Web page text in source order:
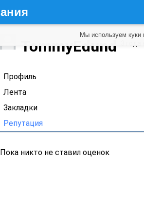
TommyEdund
Профиль
Лента
Закладки
Репутация
Пока никто не ставил оценок
Мы используем куки